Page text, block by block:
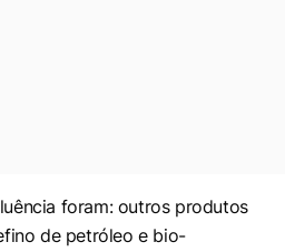
foram: outros produtos
de petróleo e bio-